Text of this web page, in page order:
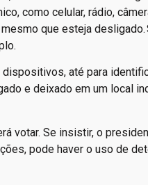
como celular, rádio,
que esteja
até para
e deixado em um local
votar. Se insistir, o
pode haver o uso de